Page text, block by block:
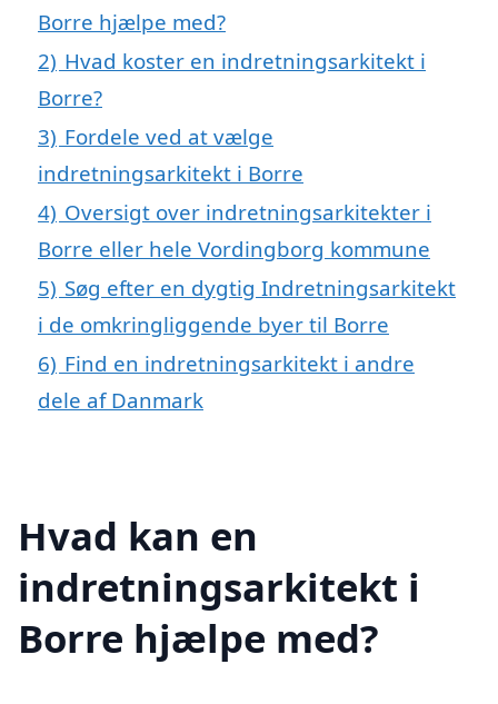
Borre hjælpe med?
2) Hvad koster en indretningsarkitekt i
Borre?
3) Fordele ved at vælge
indretningsarkitekt i Borre
4) Oversigt over indretningsarkitekter i
Borre eller hele Vordingborg kommune
5) Søg efter en dygtig Indretningsarkitekt
i de omkringliggende byer til Borre
6) Find en indretningsarkitekt i andre
dele af Danmark
Hvad kan en
indretningsarkitekt i
Borre hjælpe med?